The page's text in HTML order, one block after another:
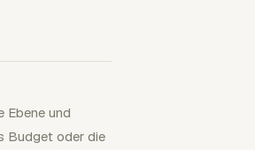
Ebene und
Budget oder die